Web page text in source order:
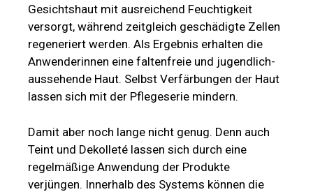
Gesichtshaut mit ausreichend Feuchtigkeit
versorgt, während zeitgleich geschädigte Zellen
regeneriert werden. Als Ergebnis erhalten die
Anwenderinnen eine faltenfreie und jugendlich-
aussehende Haut. Selbst Verfärbungen der Haut
lassen sich mit der Pflegeserie mindern.
Damit aber noch lange nicht genug. Denn auch
Teint und Dekolleté lassen sich durch eine
regelmäßige Anwendung der Produkte
verjüngen. Innerhalb des Systems können die